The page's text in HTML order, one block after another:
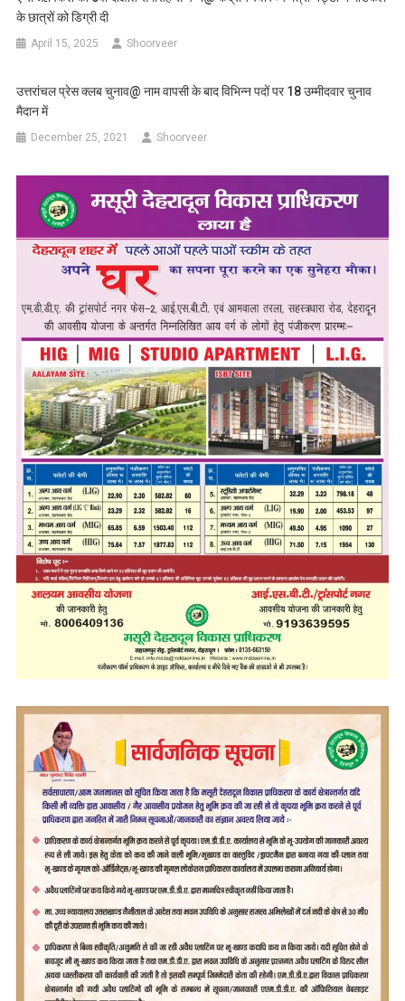
के छात्रों को डिग्री दी
April 15, 2025 Shoorveer
उत्तरांचल प्रेस क्लब चुनाव@ नाम वापसी के बाद विभिन्न पदों पर 18 उम्मीदवार चुनाव
मैदान में
December 25, 2021 Shoorveer